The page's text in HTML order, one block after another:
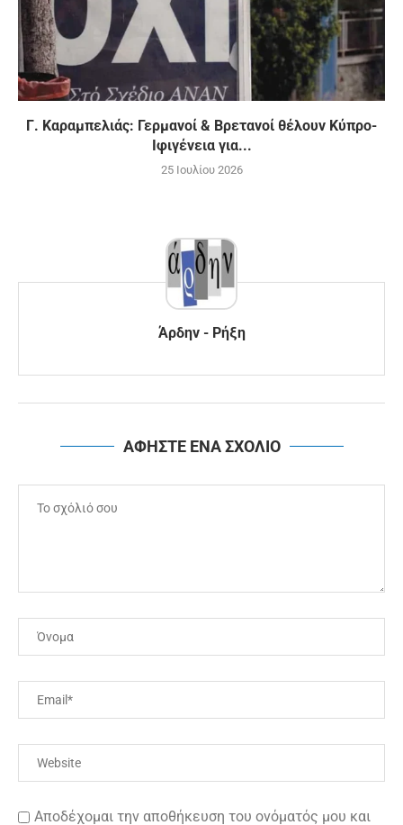
Γ. Καραμπελιάς: Γερμανοί & Βρετανοί θέλουν Κύπρο-
Ιφιγένεια για...
25 Ιουλίου 2026
Άρδην - Ρήξη
ΑΦΗΣΤΕ ΕΝΑ ΣΧΟΛΙΟ
Αποδέχομαι την αποθήκευση του ονόματός μου και